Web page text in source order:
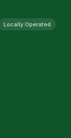
Locally Operated